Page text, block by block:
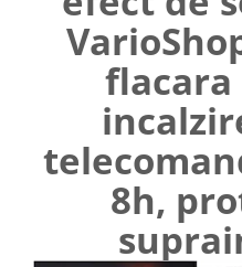
Umerase pentru haine si
Curatenie, Organizare si
Decoratiuni si petreceri
Accesorii decorative
Ceasuri decorative
Crăciun 20258h,